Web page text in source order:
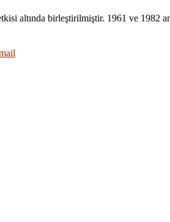
altında birleştirilmiştir. 1961 ve 1982